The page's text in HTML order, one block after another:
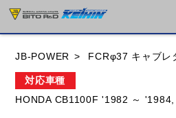
JB-POWER FCRφ37 キャブレ
対応車種
HONDA CB1100F '1982 ～ '1984,